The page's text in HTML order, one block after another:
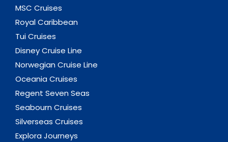
MSC Cruises
Royal Caribbean
Tui Cruises
Disney Cruise Line
Norwegian Cruise Line
Oceania Cruises
Regent Seven Seas
Seabourn Cruises
Silverseas Cruises
Explora Journeys